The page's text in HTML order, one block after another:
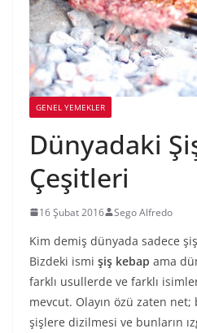
GENEL YEMEKLER
Dünyadaki
Çeşitleri
16 Şubat 2016 Sego Alfredo
Kim demiş dünyada sadece
Bizdeki ismi şiş kebap ama
farklı usullerde ve farklı
mevcut. Olayın özü zaten
şişlere dizilmesi ve bunların